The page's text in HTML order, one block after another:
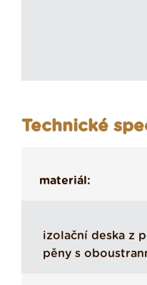
Technické
materiál:
izolační deska z
pěny s